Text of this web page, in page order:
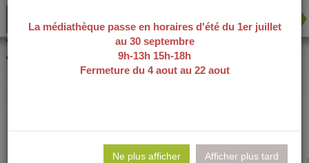
Vous êtes ici :
Détail du
document
Ma première
La médiathèque passe en horaires d'été du 1er juillet
au 30 septembre
9h-13h 15h-18h
Fermeture du 4 aout au 22 aout
Ne plus afficher Afficher plus tard